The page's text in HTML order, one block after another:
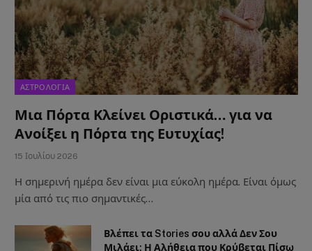
ΑΣΤΡΟΛΟΓΙΑ
Μια Πόρτα Κλείνει Οριστικά… για να
Ανοίξει η Πόρτα της Ευτυχίας!
15 Ιουλίου 2026
Η σημερινή ημέρα δεν είναι μια εύκολη ημέρα. Είναι όμως
μία από τις πιο σημαντικές…
Βλέπει τα Stories σου αλλά Δεν Σου
Μιλάει; Η Αλήθεια που Κρύβεται Πίσω